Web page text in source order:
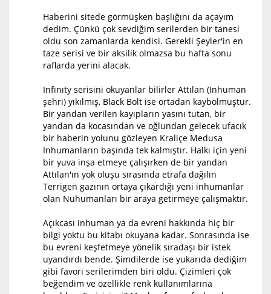
Haberini sitede görmüşken başlığını da açayım
dedim. Çünkü çok sevdiğim serilerden bir tanesi
oldu son zamanlarda kendisi. Gerekli Şeyler'in en
taze serisi ve bir aksilik olmazsa bu hafta sonu
raflarda yerini alacak.
Infınıty serisini okuyanlar bilirler Attılan (Inhuman
şehri) yıkılmış, Black Bolt ise ortadan kaybolmuştur.
Bir yandan verilen kayıpların yasını tutan, bir
yandan da kocasından ve oğlundan gelecek ufacık
bir haberin yolunu gözleyen Kraliçe Medusa
Inhumanların başında tek kalmıştır. Halkı için yeni
bir yuva inşa etmeye çalışırken de bir yandan
Attılan'ın yok oluşu sırasında etrafa dağılın
Terrigen gazının ortaya çıkardığı yeni inhumanlar
olan Nuhumanları bir araya getirmeye çalışmaktır.
Açıkcası Inhuman ya da evreni hakkında hiç bir
bilgi yoktu bu kitabı okuyana kadar. Sonrasında ise
bu evreni keşfetmeye yönelik sıradaşı bir istek
uyandırdı bende. Şimdilerde ise yukarıda dediğim
gibi favori serilerimden biri oldu. Çizimleri çok
beğendim ve özellikle renk kullanımlarına